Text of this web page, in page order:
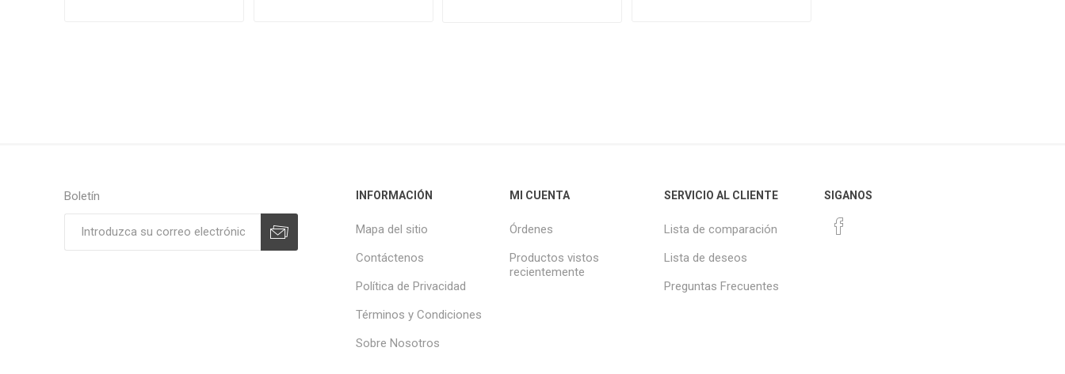
Boletín INFORMACIÓN
Mapa del sitio
Contáctenos
Política de Privacidad
Términos y Condiciones
Sobre Nosotros
MI CUENTA
Órdenes
Productos vistos
recientemente
SERVICIO AL CLIENTE
Lista de comparación
Lista de deseos
Preguntas Frecuentes
SIGANOS